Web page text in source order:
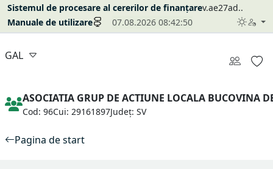
Sistemul de procesare al cererilor de finanțarev.ae27ad..
Manuale de utilizare
07.08.2026 08:42:50
GAL
ASOCIATIA GRUP DE ACTIUNE LOCALA BUCOVINA
Cod: 96Cui: 29161897Județ: SV
Pagina de start